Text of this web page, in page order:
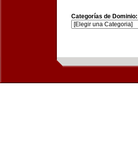
Categorías de Dominio: